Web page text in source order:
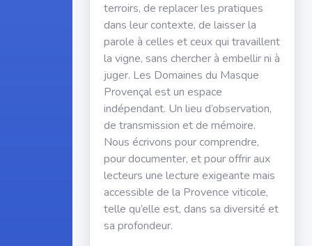
terroirs, de replacer les pratiques
dans leur contexte, de laisser la
parole à celles et ceux qui travaillent
la vigne, sans chercher à embellir ni à
juger. Les Domaines du Masque
Provençal est un espace
indépendant. Un lieu d’observation,
de transmission et de mémoire.
Nous écrivons pour comprendre,
pour documenter, et pour offrir aux
lecteurs une lecture exigeante mais
accessible de la Provence viticole,
telle qu’elle est, dans sa diversité et
sa profondeur.